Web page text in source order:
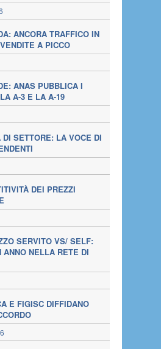
ANCORA TRAFFICO IN
A PICCO
ANAS PUBBLICA I
A-3 E LA A-19
SETTORE: LA VOCE DI
DEI PREZZI
SERVITO VS/ SELF:
ANNO NELLA RETE DI
E FIGISC DIFFIDANO